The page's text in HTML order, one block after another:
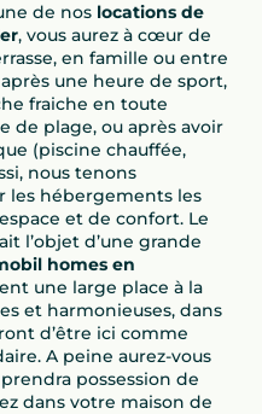
de nos locations de
, vous aurez à cœur de
en famille ou entre
une heure de sport,
fraiche en toute
de plage, ou après avoir
(piscine chauffée,
nous tenons
les hébergements les
et de confort. Le
l’objet d’une grande
homes en
une large place à la
et harmonieuses, dans
d’être ici comme
A peine aurez-vous
possession de
dans votre maison de